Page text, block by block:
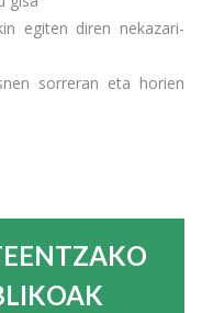
egiten diren nekazari-
sorreran eta horien